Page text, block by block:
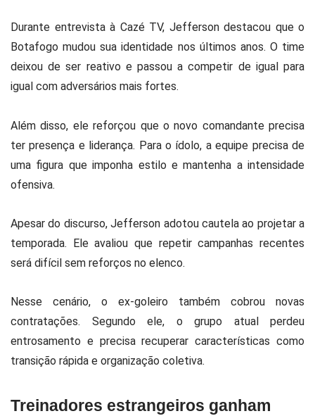
Durante entrevista à Cazé TV, Jefferson destacou que o
Botafogo mudou sua identidade nos últimos anos. O time
deixou de ser reativo e passou a competir de igual para
igual com adversários mais fortes.
Além disso, ele reforçou que o novo comandante precisa
ter presença e liderança. Para o ídolo, a equipe precisa de
uma figura que imponha estilo e mantenha a intensidade
ofensiva.
Apesar do discurso, Jefferson adotou cautela ao projetar a
temporada. Ele avaliou que repetir campanhas recentes
será difícil sem reforços no elenco.
Nesse cenário, o ex-goleiro também cobrou novas
contratações. Segundo ele, o grupo atual perdeu
entrosamento e precisa recuperar características como
transição rápida e organização coletiva.
Treinadores estrangeiros ganham